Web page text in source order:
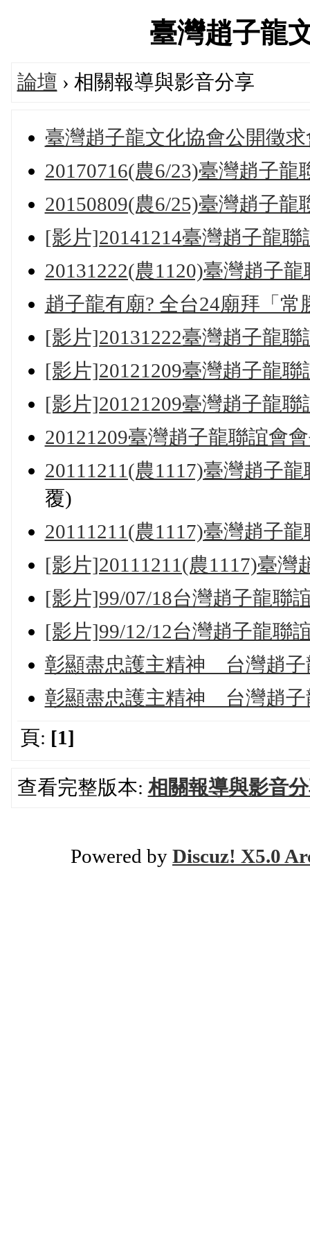
臺灣趙子龍
論壇 › 相關報導與影音分享
臺灣趙子龍文化協會公開徵
20170716(農6/23)臺灣趙子
20150809(農6/25)臺灣趙子
[影片]20141214臺灣趙子龍
20131222(農1120)臺灣趙子
趙子龍有廟? 全台24廟拜「
[影片]20131222臺灣趙子龍
[影片]20121209臺灣趙子龍
[影片]20121209臺灣趙子龍
20121209臺灣趙子龍聯誼會
20111211(農1117)臺灣趙子
覆)
20111211(農1117)臺灣趙子
[影片]20111211(農1117)臺灣
[影片]99/07/18台灣趙子龍聯
[影片]99/12/12台灣趙子龍聯
彰顯盡忠護主精神 台灣趙子
彰顯盡忠護主精神 台灣趙子
頁: [1]
查看完整版本: 相關報導與影音
Powered by Discuz! X5.0